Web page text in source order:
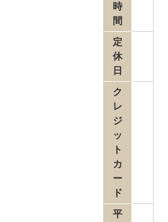
時
間
定
休
日
ク
レ
ジ
ッ
ト
カ
ー
ド
平